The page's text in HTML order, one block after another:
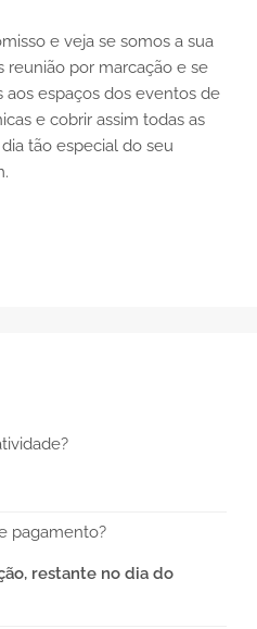
e veja se somos a sua
por marcação e se
espaços dos eventos de
e cobrir assim todas as
tão especial do seu
pagamento?
restante no dia do